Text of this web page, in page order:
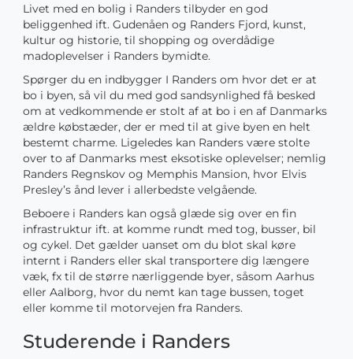
Livet med en bolig i Randers tilbyder en god
beliggenhed ift. Gudenåen og Randers Fjord, kunst,
kultur og historie, til shopping og overdådige
madoplevelser i Randers bymidte.
Spørger du en indbygger I Randers om hvor det er at
bo i byen, så vil du med god sandsynlighed få besked
om at vedkommende er stolt af at bo i en af Danmarks
ældre købstæder, der er med til at give byen en helt
bestemt charme. Ligeledes kan Randers være stolte
over to af Danmarks mest eksotiske oplevelser; nemlig
Randers Regnskov og Memphis Mansion, hvor Elvis
Presley’s ånd lever i allerbedste velgående.
Beboere i Randers kan også glæde sig over en fin
infrastruktur ift. at komme rundt med tog, busser, bil
og cykel. Det gælder uanset om du blot skal køre
internt i Randers eller skal transportere dig længere
væk, fx til de større nærliggende byer, såsom Aarhus
eller Aalborg, hvor du nemt kan tage bussen, toget
eller komme til motorvejen fra Randers.
Studerende i Randers